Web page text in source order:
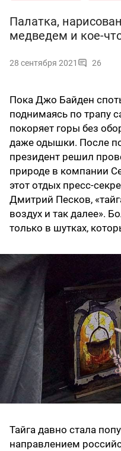
Палатка,
медведем и кое-
28 сентября 2021 26
Пока Джо Байден
поднимаясь по трапу
покоряет горы без
даже одышки. После
президент решил
природе в компании
этот отдых пресс-
Дмитрий Песков,
воздух и так далее».
только в шутках,
Тайга давно стала
направлением